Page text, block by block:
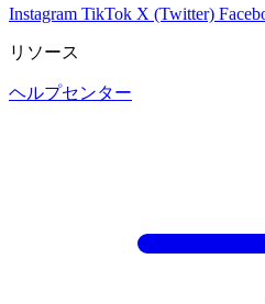
Instagram TikTok X (Twitter)
リソース
ヘルプセンター